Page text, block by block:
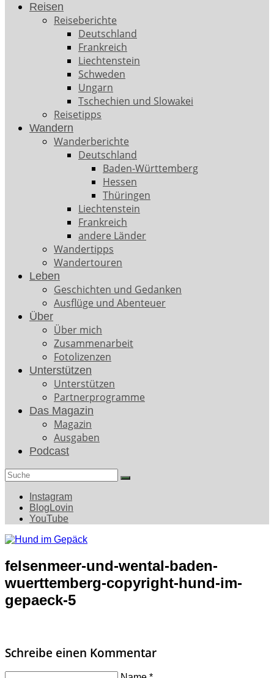
Reisen
Reiseberichte
Deutschland
Frankreich
Liechtenstein
Schweden
Ungarn
Tschechien und Slowakei
Reisetipps
Wandern
Wanderberichte
Deutschland
Baden-Württemberg
Hessen
Thüringen
Liechtenstein
Frankreich
andere Länder
Wandertipps
Wandertouren
Leben
Geschichten und Gedanken
Ausflüge und Abenteuer
Über
Über mich
Zusammenarbeit
Fotolizenzen
Unterstützen
Unterstützen
Partnerprogramme
Das Magazin
Magazin
Ausgaben
Podcast
Search
Instagram
BlogLovin
YouTube
felsenmeer-und-wental-baden-
wuerttemberg-copyright-hund-im-
gepaeck-5
Schreibe einen Kommentar